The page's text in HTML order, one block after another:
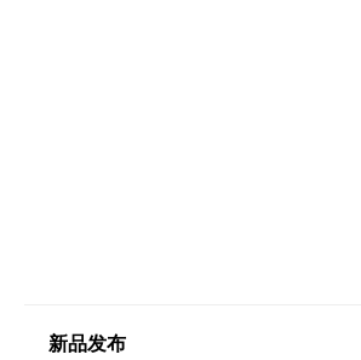
新品发布